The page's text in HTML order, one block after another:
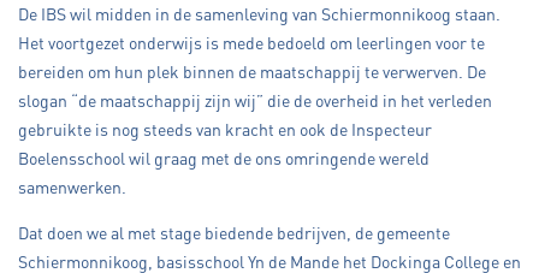
De IBS wil midden in de samenleving van Schiermonnikoog staan.
Het voortgezet onderwijs is mede bedoeld om leerlingen voor te
bereiden om hun plek binnen de maatschappij te verwerven. De
slogan “de maatschappij zijn wij” die de overheid in het verleden
gebruikte is nog steeds van kracht en ook de Inspecteur
Boelensschool wil graag met de ons omringende wereld
samenwerken.
Dat doen we al met stage biedende bedrijven, de gemeente
Schiermonnikoog, basisschool Yn de Mande het Dockinga College en